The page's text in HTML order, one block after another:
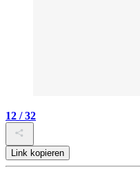
12 / 32
Link kopieren